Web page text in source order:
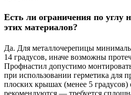
Есть ли ограничения по
этих материалов?
Да. Для металлочерепицы
14 градусов, иначе возможны
Профнастил допустимо
при использовании герметика для
плоских крышах (менее 5 градусов)